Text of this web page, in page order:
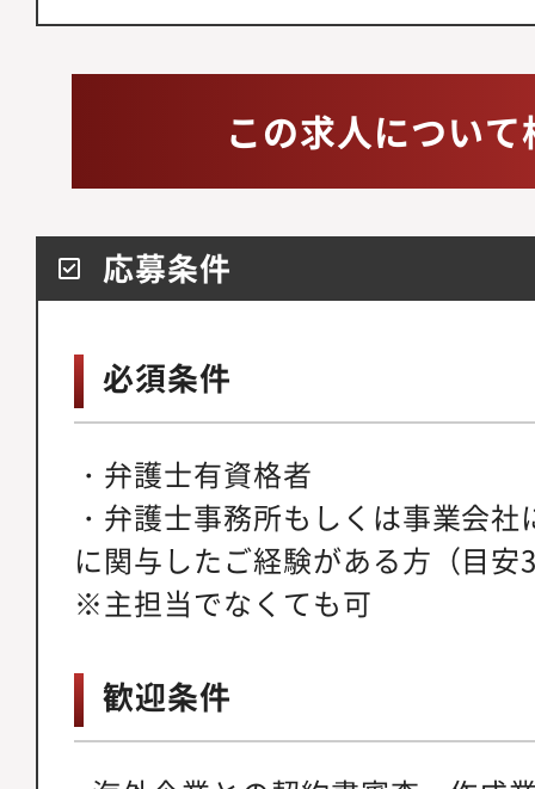
この求人につい
応募条件
必須条件
・弁護士有資格者
・弁護士事務所もしくは事業会
に関与したご経験がある方（目安
※主担当でなくても可
歓迎条件